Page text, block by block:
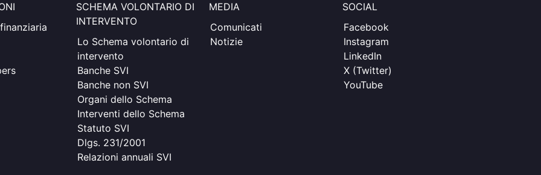
SCHEMA VOLONTARIO DI
INTERVENTO
Lo Schema volontario di
intervento
Banche SVI
Banche non SVI
Organi dello Schema
Interventi dello Schema
Statuto SVI
Dlgs. 231/2001
Relazioni annuali SVI
MEDIA
Comunicati
Notizie
SOCIAL
Facebook
Instagram
LinkedIn
X (Twitter)
YouTube